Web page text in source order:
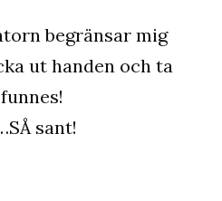
begränsar mig
ut handen och ta
sant!